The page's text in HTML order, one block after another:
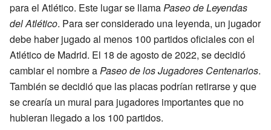
para el Atlético. Este lugar se llamaPaseo de Leyendas
del Atlético. Para ser considerado una leyenda, un jugador
debe haber jugado al menos 100 partidos oficiales con el
Atlético de Madrid. El 18 de agosto de 2022, se decidió
cambiar el nombre aPaseo de los Jugadores Centenarios.
También se decidió que las placas podrían retirarse y que
se crearía un mural para jugadores importantes que no
hubieran llegado a los 100 partidos.